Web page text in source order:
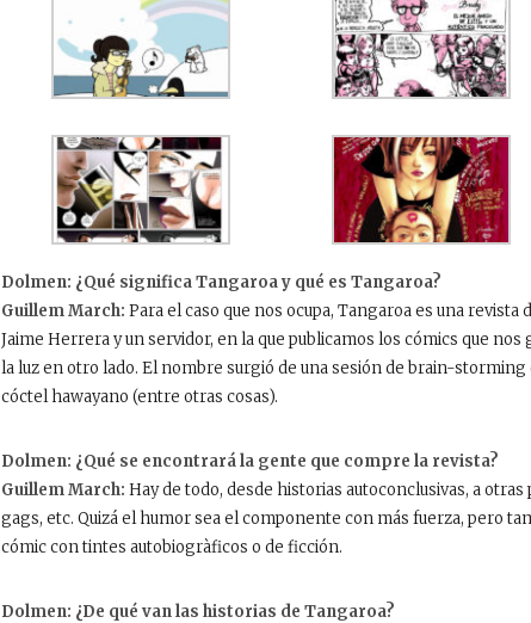
Dolmen: ¿Qué significa Tangaroa y qué es Tangaroa?
Guillem March: Para el caso que nos ocupa, Tangaroa es una
Jaime Herrera y un servidor, en la que publicamos los cómics que
la luz en otro lado. El nombre surgió de una sesión de brain-storming
cóctel hawayano (entre otras cosas).
Dolmen: ¿Qué se encontrará la gente que compre la revista?
Guillem March: Hay de todo, desde historias autoconclusivas, a
gags, etc. Quizá el humor sea el componente con más fuerza, pero
cómic con tintes autobiogràficos o de ficción.
Dolmen: ¿De qué van las historias de Tangaroa?